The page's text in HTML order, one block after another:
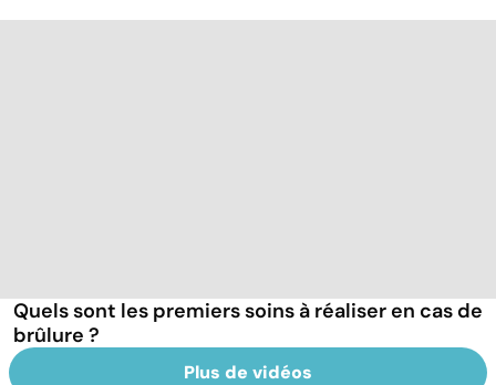
Quels sont les premiers soins à réaliser en cas de
brûlure ?
Plus de vidéos